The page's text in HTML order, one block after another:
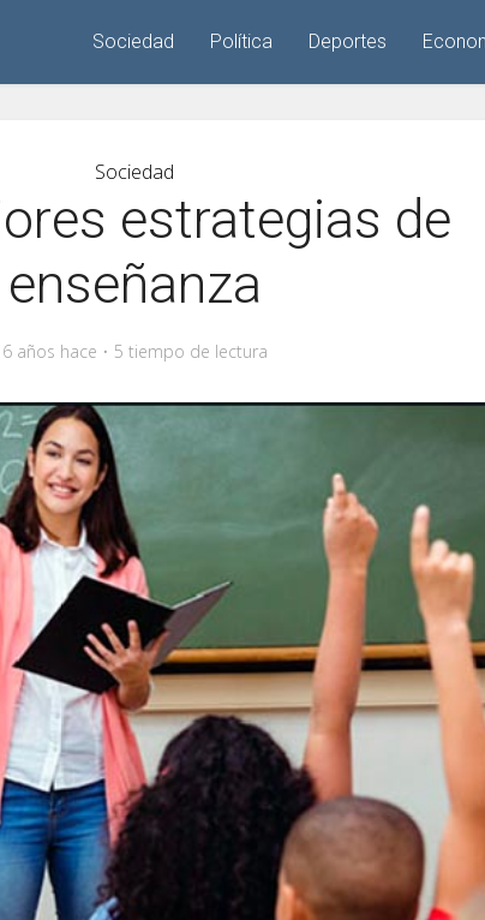
Sociedad Política Deportes
Sociedad
estrategias de
enseñanza
6 años hace 5 tiempo de lectura